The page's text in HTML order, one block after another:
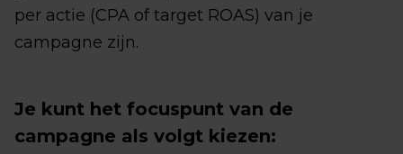
per actie (CPA of target ROAS) van je
campagne zijn.
Je kunt het focuspunt van de
campagne als volgt kiezen: